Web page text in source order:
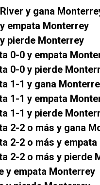
y gana
empata Monterrey
pierde Monterrey
0-0 y empata
0-0 y pierde
1-1 y gana
1-1 y empata
1-1 y pierde
2-2 o más y gana
2-2 o más y
2-2 o más y pierde
y empata Monterrey